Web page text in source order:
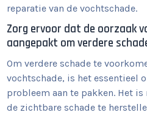
reparatie van de vochtschade.
Zorg ervoor dat de oorzaak
aangepakt om verdere
Om verdere schade te
vochtschade, is het essentieel
probleem aan te pakken. Het
de zichtbare schade te